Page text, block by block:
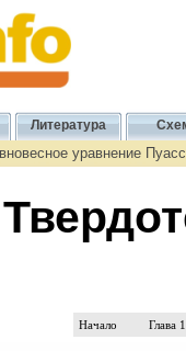
Литература
уравнение
Начало Глава 1